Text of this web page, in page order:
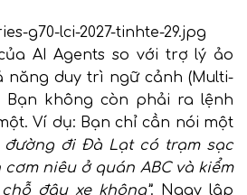
AI Agents so với trợ lý ảo
năng duy trì ngữ cảnh (Multi-
Bạn không còn phải ra lệnh
Ví dụ: Bạn chỉ cần nói một
đường đi Đà Lạt có trạm sạc
niêu ở quán ABC và kiểm
đậu xe không”. Ngay lập